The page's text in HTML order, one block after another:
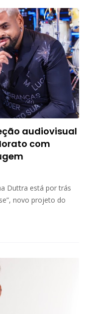
audiovisual
com
Duttra está por trás
novo projeto do